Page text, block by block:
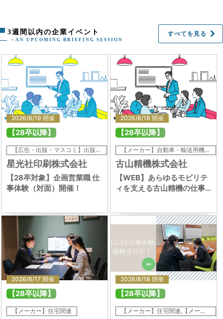
3週間以内の企業イベント
－AN UPCOMING BRIEFING SESSION
すべてを見る
2026/8/19 開催
【28卒以降】
【広告・出版・マスコミ】出版・広告,【メーカー】印刷・事務機器・日用品,【広告・出版・マスコミ】出版・広告,【メーカー】印刷・事務機器・日用品
星光社印刷株式会社
【28卒対象】企画営業職 仕
事体験（対面）開催！
2026/8/18 開催
【28卒以降】
【メーカー】自動車・輸送用機器,【メーカー】鉄鋼・金属・鉱業,【メーカー】精密・医療機器,【メーカー】自動車・輸送用機器,【メーカー】鉄鋼・金属・鉱業,【メーカー】精密・医療機器
古山精機株式会社
【WEB】あらゆるモビリテ
ィを支える古山精機の仕事
2026/8/17 開催
【28卒以降】
【メーカー】住宅関連
2026/8/18 開催
【28卒以降】
【メーカー】住宅関連,【メーカー】土木・建設・設備関連,【商社】総合商社,【サービス】不動産